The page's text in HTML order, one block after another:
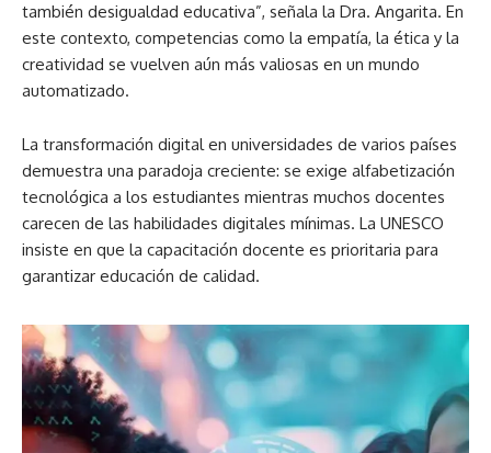
también desigualdad educativa”, señala la Dra. Angarita. En
este contexto, competencias como la empatía, la ética y la
creatividad se vuelven aún más valiosas en un mundo
automatizado.
La transformación digital en universidades de varios países
demuestra una paradoja creciente: se exige alfabetización
tecnológica a los estudiantes mientras muchos docentes
carecen de las habilidades digitales mínimas. La UNESCO
insiste en que la capacitación docente es prioritaria para
garantizar educación de calidad.